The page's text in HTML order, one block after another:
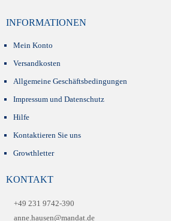
INFORMATIONEN
Mein Konto
Versandkosten
Allgemeine Geschäftsbedingungen
Impressum und Datenschutz
Hilfe
Kontaktieren Sie uns
Growthletter
KONTAKT
+49 231 9742-390
anne.hausen@mandat.de